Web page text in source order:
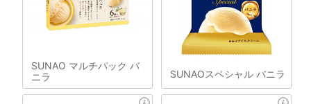
SUNAO マルチパック バ
ニラ
SUNAOスペシャル バニラ